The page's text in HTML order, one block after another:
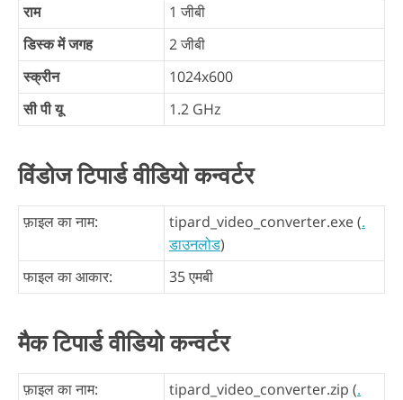
राम
1 जीबी
डिस्क में जगह
2 जीबी
स्क्रीन
1024x600
सी पी यू
1.2 GHz
विंडोज टिपार्ड वीडियो कन्वर्टर
फ़ाइल का नाम: tipard_video_converter.exe (.
डाउनलोड)
फाइल का आकार:
35 एमबी
मैक टिपार्ड वीडियो कन्वर्टर
फ़ाइल का नाम: tipard_video_converter.zip (.